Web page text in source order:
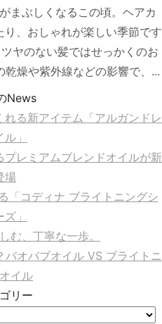
まぶしくなるこの頃。ヘアカ
、おしゃれが楽しい季節です
ヤのない髪ではせっかくのお
燥や紫外線などの影響で、...
News
る新アイテム「アルガンドレ
」
レミアムブレンドオイルが新
場
「コディナ ブライトニングシ
ズ」
む、丁寧な一歩。
オバブオイル VS ブライトニ
イル
リー